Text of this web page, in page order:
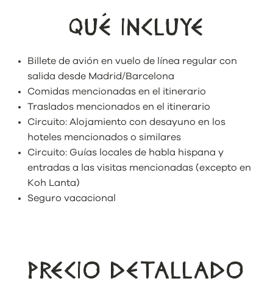
QUÉ INCLUYE
Billete de avión en vuelo de línea regular con
salida desde Madrid/Barcelona
Comidas mencionadas en el itinerario
Traslados mencionados en el itinerario
Circuito: Alojamiento con desayuno en los
hoteles mencionados o similares
Circuito: Guías locales de habla hispana y
entradas a las visitas mencionadas (excepto en
Koh Lanta)
Seguro vacacional
PRECIO DETALLADO